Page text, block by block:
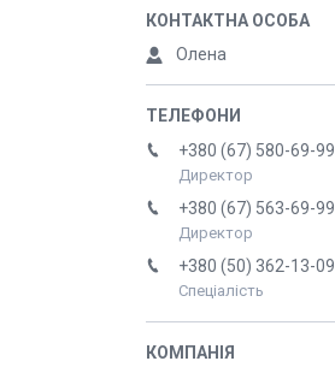
Олена
+380 (67) 580-69-99
Директор
+380 (67) 563-69-99
Директор
+380 (50) 362-13-09
Спеціалість